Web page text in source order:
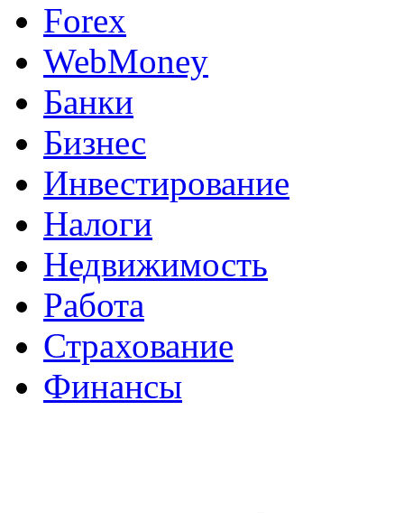
Forex
WebMoney
Банки
Бизнес
Инвестирование
Налоги
Недвижимость
Работа
Страхование
Финансы